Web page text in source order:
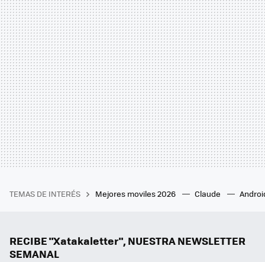
TEMAS DE INTERÉS Mejores moviles 2026 Claude
RECIBE "Xatakaletter", NUESTRA NEWSLETTER
SEMANAL